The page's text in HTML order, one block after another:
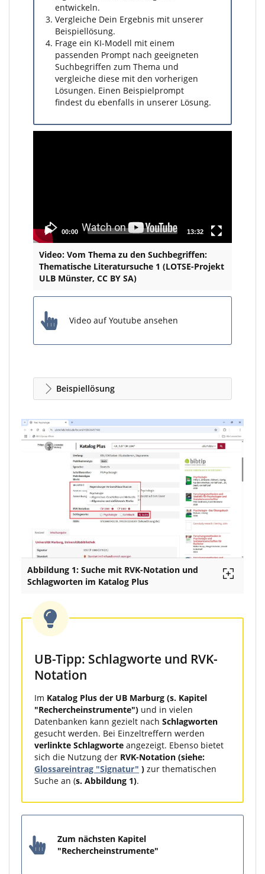
entwickeln.
Vergleiche Dein Ergebnis mit unserer
Beispiellösung.
Frage ein KI-Modell mit einem
passenden Prompt nach geeigneten
Suchbegriffen zum Thema und
vergleiche diese mit den vorherigen
Lösungen. Einen Beispielprompt
findest du ebenfalls in unserer Lösung.
00:00 13:32
Video: Vom Thema zu den Suchbegriffen:
Thematische Literatursuche 1 (LOTSE-Projekt
ULB Münster, CC BY SA)
Video auf Youtube ansehen
Beispiellösung
Abbildung 1: Suche mit RVK-Notation und
Schlagworten im Katalog Plus
UB-Tipp: Schlagworte und RVK-
Notation
Im Katalog Plus der UB Marburg (s. Kapitel
"Rechercheinstrumente") und in vielen
Datenbanken kann gezielt nach Schlagworten
gesucht werden. Bei Einzeltreffern werden
verlinkte Schlagworte angezeigt. Ebenso bietet
sich die Nutzung der RVK-Notation (siehe:
Glossareintrag "Signatur" ) zur thematischen
Suche an (s. Abbildung 1).
Zum nächsten Kapitel
"Rechercheinstrumente"